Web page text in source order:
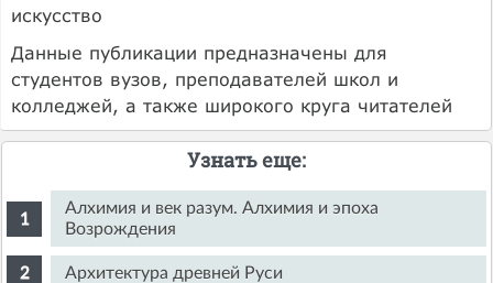
искусство
Данные публикации предназначены для
студентов вузов, преподавателей школ и
колледжей, а также широкого круга читателей
Узнать еще:
Алхимия и век разум. Алхимия и эпоха
Возрождения
Архитектура древней Руси